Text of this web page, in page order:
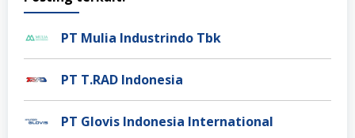
PT Mulia Industrindo Tbk
PT T.RAD Indonesia
PT Glovis Indonesia International